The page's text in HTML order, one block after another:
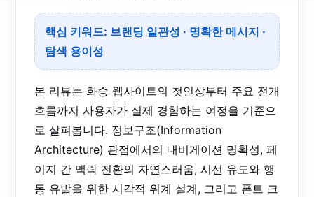
핵심 키워드: 브랜딩 일관성 · 명확한 메시지 ·
탐색 용이성
본 리뷰는 화승 웹사이트의 첫인상부터 주요 전개
흐름까지 사용자가 실제 경험하는 여정을 기준으
로 살펴봅니다. 정보구조(Information
Architecture) 관점에서의 내비게이션 명확성, 페
이지 간 맥락 전환의 자연스러움, 시선 유도와 행
동 유발을 위한 시각적 위계 설계, 그리고 폰트 크